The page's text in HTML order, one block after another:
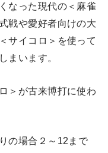
なった現代の＜麻雀
戦や愛好者向けの大
サイコロ＞を使って
まいます。
＞が古来博打に使わ
の場合２～12まで